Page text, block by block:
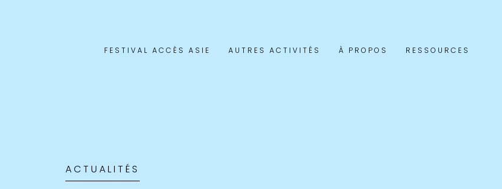
FESTIVAL ACCÈS ASIE AUTRES ACTIVITÉS À PROPOS RESSOURCES
ACTUALITÉS